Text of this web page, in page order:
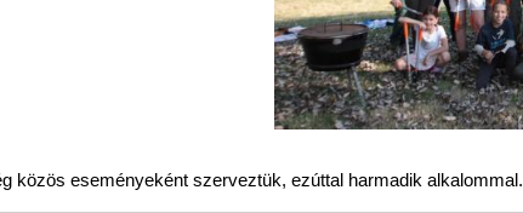
közös eseményeként szerveztük, ezúttal harmadik alkalommal.